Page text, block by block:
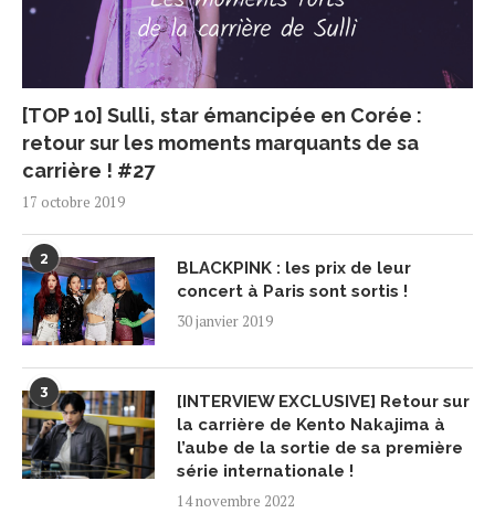
[TOP 10] Sulli, star émancipée en Corée :
retour sur les moments marquants de sa
carrière ! #27
17 octobre 2019
2
BLACKPINK : les prix de leur
concert à Paris sont sortis !
30 janvier 2019
3
[INTERVIEW EXCLUSIVE] Retour sur
la carrière de Kento Nakajima à
l’aube de la sortie de sa première
série internationale !
14 novembre 2022